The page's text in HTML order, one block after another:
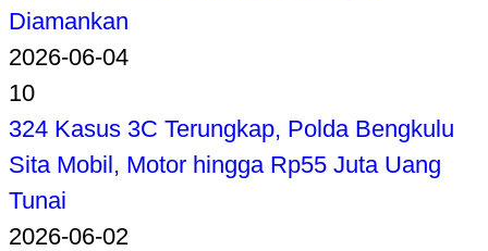
Diamankan
2026-06-04
10
324 Kasus 3C Terungkap, Polda Bengkulu
Sita Mobil, Motor hingga Rp55 Juta Uang
Tunai
2026-06-02